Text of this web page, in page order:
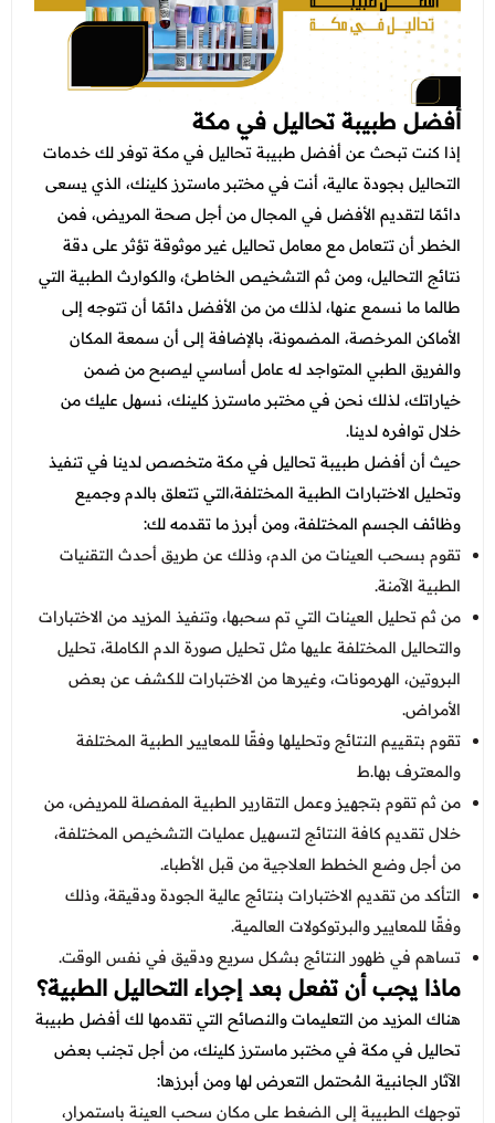
أفضل طبيبة تحاليل في مكة
إذا كنت تبحث عنأفضل طبيبة تحاليل في مكةتوفر لك خدمات
التحاليل بجودة عالية، أنت في مختبر ماسترز كلينك، الذي يسعى
دائمًا لتقديم الأفضل في المجال من أجل صحة المريض، فمن
الخطر أن تتعامل مع معامل تحاليل غير موثوقة تؤثر على دقة
نتائج التحاليل، ومن ثم التشخيص الخاطئ، والكوارث الطبية التي
طالما ما نسمع عنها، لذلك من من الأفضل دائمًا أن تتوجه إلى
الأماكن المرخصة، المضمونة، بالإضافة إلى أن سمعة المكان
والفريق الطبي المتواجد له عامل أساسي ليصبح من ضمن
خياراتك، لذلك نحن في مختبر ماسترز كلينك، نسهل عليك من
خلال توافره لدينا.
حيث أنأفضل طبيبة تحاليل في مكةمتخصص لدينا في تنفيذ
وتحليل الاختبارات الطبية المختلفة،التي تتعلق بالدم وجميع
وظائف الجسم المختلفة، ومن أبرز ما تقدمه لك:
تقوم بسحب العينات من الدم، وذلك عن طريق أحدث التقنيات
الطبية الآمنة.
من ثم تحليل العينات التي تم سحبها، وتنفيذ المزيد من الاختبارات
والتحاليل المختلفة عليها مثل تحليل صورة الدم الكاملة، تحليل
البروتين، الهرمونات، وغيرها من الاختبارات للكشف عن بعض
الأمراض.
تقوم بتقييم النتائج وتحليلها وفقًا للمعايير الطبية المختلفة
والمعترف بها.ط
من ثم تقوم بتجهيز وعمل التقارير الطبية المفصلة للمريض، من
خلال تقديم كافة النتائج لتسهيل عمليات التشخيص المختلفة،
من أجل وضع الخطط العلاجية من قبل الأطباء.
التأكد من تقديم الاختبارات بنتائج عالية الجودة ودقيقة، وذلك
وفقًا للمعايير والبرتوكولات العالمية.
تساهم في ظهور النتائج بشكل سريع ودقيق في نفس الوقت.
ماذا يجب أن تفعل بعد إجراء التحاليل الطبية؟
هناك المزيد من التعليمات والنصائح التي تقدمها لكأفضل طبيبة
تحاليل في مكة في مختبر ماسترز كلينك، من أجل تجنب بعض
الآثار الجانبية المُحتمل التعرض لها ومن أبرزها:
توجهك الطبيبة إلى الضغط على مكان سحب العينة باستمرار،